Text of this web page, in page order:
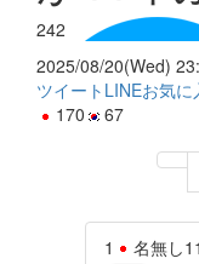
242
2025/08/20(Wed)
ツイート LINEお気に
170
67
1 名無し